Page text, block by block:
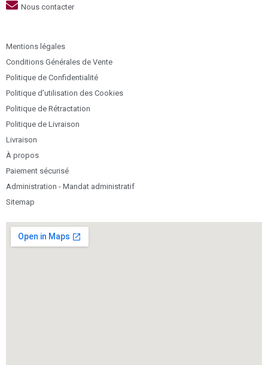
Nous contacter
Mentions légales
Conditions Générales de Vente
Politique de Confidentialité
Politique d’utilisation des Cookies
Politique de Rétractation
Politique de Livraison
Livraison
À propos
Paiement sécurisé
Administration - Mandat administratif
Sitemap